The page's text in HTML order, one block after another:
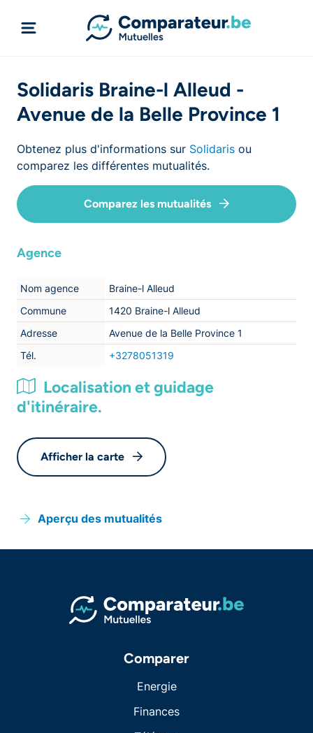
Solidaris Braine-l Alleud -
Avenue de la Belle Province 1
Obtenez plus d'informations sur Solidaris ou
comparez les différentes mutualités.
Comparez les mutualités
Agence
Nom agence
Braine-l Alleud
Commune
1420 Braine-l Alleud
Adresse
Avenue de la Belle Province 1
Tél.
+3278051319
Localisation et guidage
d'itinéraire.
Afficher la carte
Aperçu des mutualités
Comparer
Energie
Finances